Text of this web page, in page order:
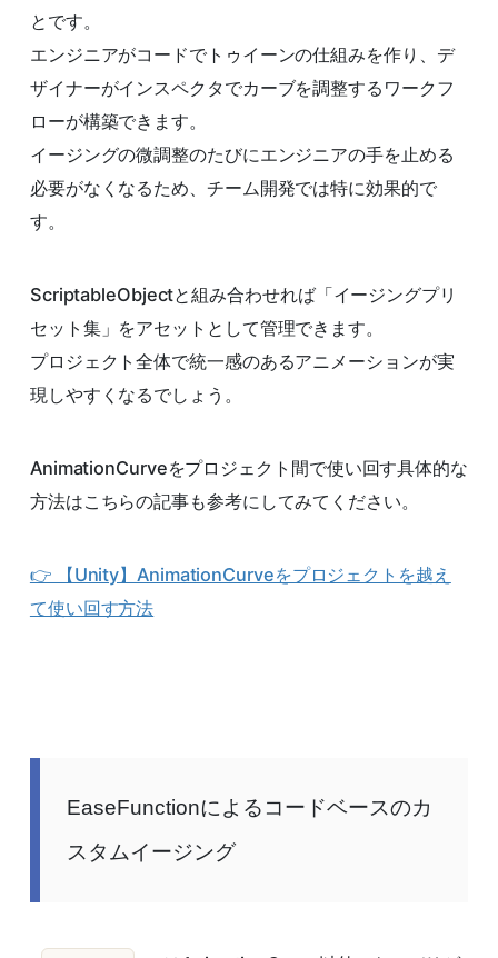
とです。
エンジニアがコードでトゥイーンの仕組みを作り、デ
ザイナーがインスペクタでカーブを調整するワークフ
ローが構築できます。
イージングの微調整のたびにエンジニアの手を止める
必要がなくなるため、チーム開発では特に効果的で
す。
ScriptableObjectと組み合わせれば「イージングプリ
セット集」をアセットとして管理できます。
プロジェクト全体で統一感のあるアニメーションが実
現しやすくなるでしょう。
AnimationCurveをプロジェクト間で使い回す具体的な
方法はこちらの記事も参考にしてみてください。
👉 【Unity】AnimationCurveをプロジェクトを越え
て使い回す方法
EaseFunctionによるコードベースのカ
スタムイージング